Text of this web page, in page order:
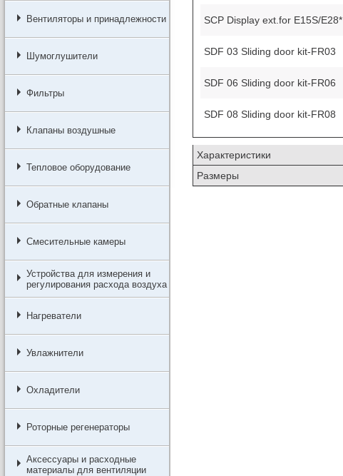
Вентиляторы и принадлежности
Шумоглушители
Фильтры
Клапаны воздушные
Тепловое оборудование
Обратные клапаны
Смесительные камеры
Устройства для измерения и
регулирования расхода воздуха
Нагреватели
Увлажнители
Охладители
Роторные регенераторы
Аксессуары и расходные
материалы для вентиляции
SCP Display ext.for E15S/E28*
SDF 03 Sliding door kit-FR03
SDF 06 Sliding door kit-FR06
SDF 08 Sliding door kit-FR08
Характеристики
Размеры